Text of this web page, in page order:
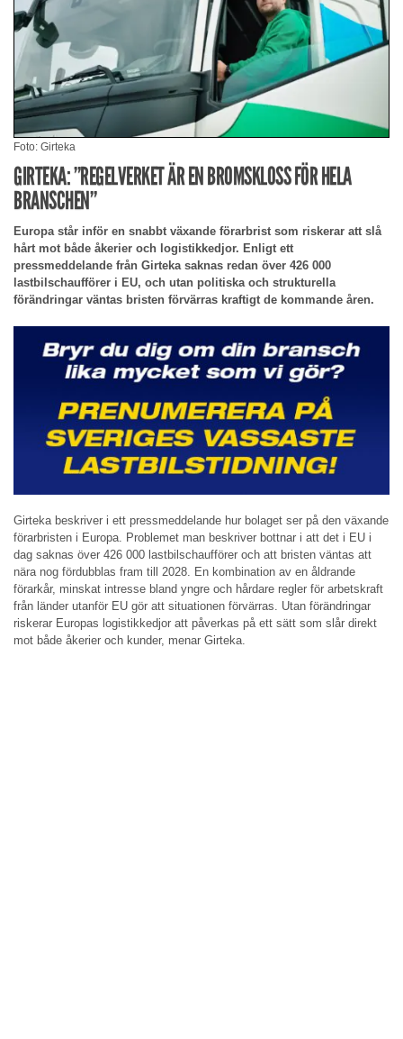
Foto: Girteka
GIRTEKA: ”REGELVERKET ÄR EN BROMSKLOSS FÖR HELA
BRANSCHEN”
Europa står inför en snabbt växande förarbrist som riskerar att slå
hårt mot både åkerier och logistikkedjor. Enligt ett
pressmeddelande från Girteka saknas redan över 426 000
lastbilschaufförer i EU, och utan politiska och strukturella
förändringar väntas bristen förvärras kraftigt de kommande åren.
Girteka beskriver i ett pressmeddelande hur bolaget ser på den växande
förarbristen i Europa. Problemet man beskriver bottnar i att det i EU i
dag saknas över 426 000 lastbilschaufförer och att bristen väntas att
nära nog fördubblas fram till 2028. En kombination av en åldrande
förarkår, minskat intresse bland yngre och hårdare regler för arbetskraft
från länder utanför EU gör att situationen förvärras. Utan förändringar
riskerar Europas logistikkedjor att påverkas på ett sätt som slår direkt
mot både åkerier och kunder, menar Girteka.